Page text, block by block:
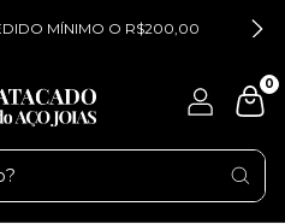
MÍNIMO O R$200,00
0